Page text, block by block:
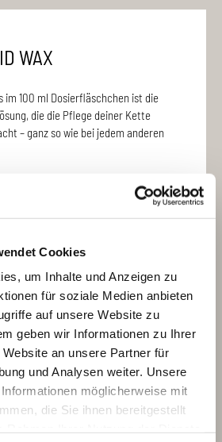
Cookies
um Inhalte und Anzeigen zu
für soziale Medien anbieten
auf unsere Website zu
geben wir Informationen zu Ihrer
an unsere Partner für
und Analysen weiter. Unsere
möglicherweise mit
die Sie ihnen bereitgestellt
WAX
im 100 ml Dosierfläschchen ist die
die die Pflege deiner Kette
– ganz so wie bei jedem anderen
Lube
ist deine Fahrradkette optimal vor
geschützt. Der Schmierstoff ist